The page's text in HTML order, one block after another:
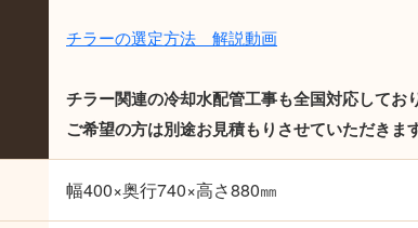
チラーの選定方法 解説動画
チラー関連の冷却水配管工事も全国対応してお
ご希望の方は別途お見積もりさせていただきま
幅400×奥行740×高さ880㎜